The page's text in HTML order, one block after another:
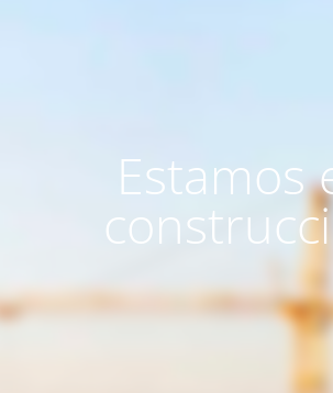
Estamos